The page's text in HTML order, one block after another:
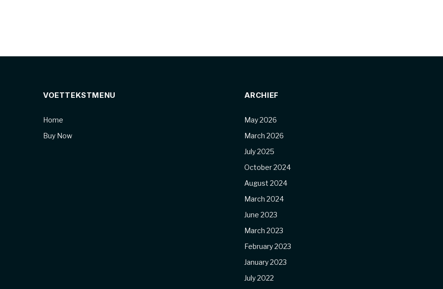
VOETTEKSTMENU
Home
Buy Now
ARCHIEF
May 2026
March 2026
July 2025
October 2024
August 2024
March 2024
June 2023
March 2023
February 2023
January 2023
July 2022